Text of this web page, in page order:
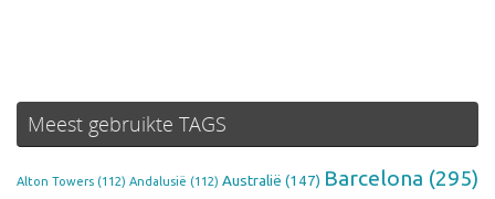
Meest gebruikte TAGS
Alton Towers (112) Andalusië (112) Australië (147) Barcelona (295)